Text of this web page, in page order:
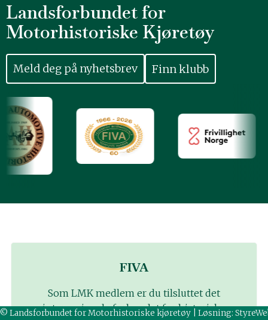
Landsforbundet for
Motorhistoriske Kjøretøy
Finn klubb
FIVA
Som LMK medlem er du tilsluttet det
internasjonale forbundet for historiske
© Landsforbundet for Motorhistoriske kjøretøy | Løsning: